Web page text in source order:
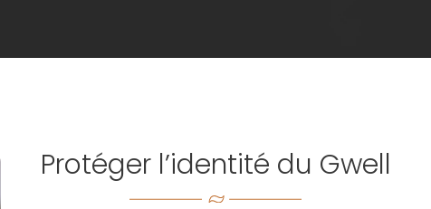
Protéger l’identité du Gwell